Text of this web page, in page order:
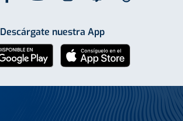
Descárgate nuestra App